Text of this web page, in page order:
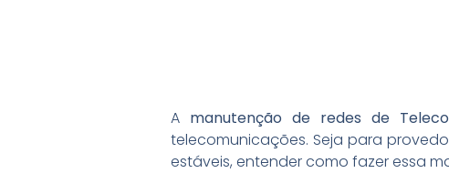
A manutenção de redes de
telecomunicações. Seja para
estáveis, entender como fazer essa